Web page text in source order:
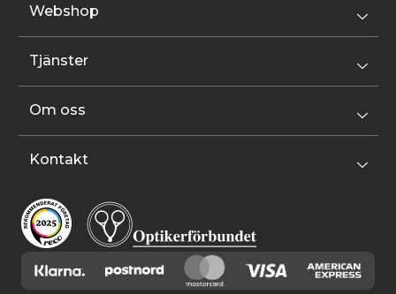
Webshop
Tjänster
Om oss
Kontakt